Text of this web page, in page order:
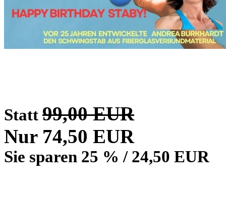
Statt 99,00 EUR
Nur 74,50 EUR
Sie sparen 25 % / 24,50 EUR